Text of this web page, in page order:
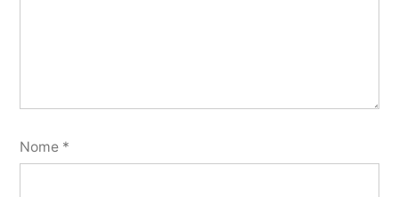
Nome *